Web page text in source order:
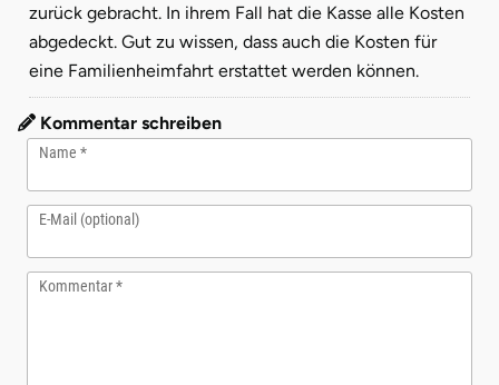
zurück gebracht. In ihrem Fall hat die Kasse alle Kosten
abgedeckt. Gut zu wissen, dass auch die Kosten für
eine Familienheimfahrt erstattet werden können.
Kommentar schreiben
Name
E-Mail (optional)
Kommentar